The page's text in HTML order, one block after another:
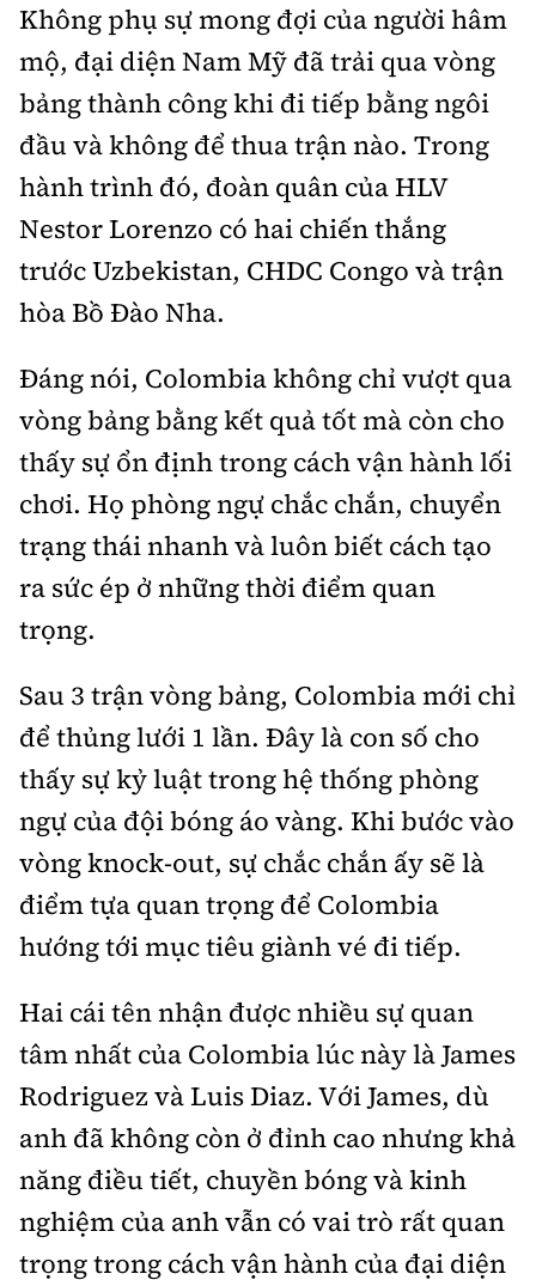
Thế giới xây dựng
Lối sống
Ẩm thực
Khám phá
Camera giao thông
Câu chuyện giao thông
Giải trí - Thể thao
Cơ quan chủ quản: Bộ Xây dựng
Giấy phép số: 03/GP-BVHTTDL, cấp ngày 1/4/2025.
Tòa soạn: Số 2 Nguyễn Công Hoan, phường Giảng Võ,
Hà Nội.
Tổng biên tập:Nguyễn Thị Hồng Nga
Phó Tổng biên tập:
Nguyễn Sơn Tùng,
Nguyễn Đức Thắng, La Đức Hùng
Hotline:
0901 514 799
Quảng cáo và Phát hành:
0915 057 282
Email: bandoc@baoxaydung.vn
Cấm sao chép dưới mọi hình thức nếu không có sự
chấp thuận bằng văn bản.
Thông tin tòa
Không phụ sự mong đợi của người hâm
mộ, đại diện Nam Mỹ đã trải qua vòng
bảng thành công khi đi tiếp bằng ngôi
đầu và không để thua trận nào. Trong
hành trình đó, đoàn quân của HLV
Nestor Lorenzo có hai chiến thắng
trước Uzbekistan, CHDC Congo và trận
hòa Bồ Đào Nha.
Đáng nói, Colombia không chỉ vượt qua
vòng bảng bằng kết quả tốt mà còn cho
thấy sự ổn định trong cách vận hành lối
chơi. Họ phòng ngự chắc chắn, chuyển
trạng thái nhanh và luôn biết cách tạo
ra sức ép ở những thời điểm quan
trọng.
Sau 3 trận vòng bảng, Colombia mới chỉ
để thủng lưới 1 lần. Đây là con số cho
thấy sự kỷ luật trong hệ thống phòng
ngự của đội bóng áo vàng. Khi bước vào
vòng knock-out, sự chắc chắn ấy sẽ là
điểm tựa quan trọng để Colombia
hướng tới mục tiêu giành vé đi tiếp.
Hai cái tên nhận được nhiều sự quan
tâm nhất của Colombia lúc này là James
Rodriguez và Luis Diaz. Với James, dù
anh đã không còn ở đỉnh cao nhưng khả
năng điều tiết, chuyền bóng và kinh
nghiệm của anh vẫn có vai trò rất quan
trọng trong cách vận hành của đại diện